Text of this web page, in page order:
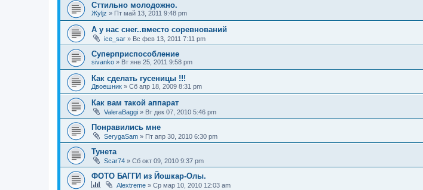
Сттильно молодожно.
Жyljz » Пт май 13, 2011 9:48 pm
А у нас снег..вместо соревнований
ice_sar » Вс фев 13, 2011 7:11 pm
Суперприспособление
sivanko » Вт янв 25, 2011 9:58 pm
Как сделать гусеницы !!!
Двоешник » Сб апр 18, 2009 8:31 pm
Как вам такой аппарат
ValeraBaggi » Вт дек 07, 2010 5:46 pm
Понравились мне
SerygaSam » Пт апр 30, 2010 6:30 pm
Тунета
Scar74 » Сб окт 09, 2010 9:37 pm
ФОТО БАГГИ из Йошкар-Олы.
Alextreme » Ср мар 10, 2010 12:03 am